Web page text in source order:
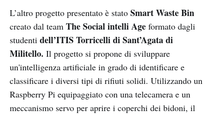
L’altro progetto presentato è stato Smart Waste Bin
creato dal team The Social intelli Age formato dagli
studenti dell’ITIS Torricelli di Sant’Agata di
Militello. Il progetto si propone di sviluppare
un'intelligenza artificiale in grado di identificare e
classificare i diversi tipi di rifiuti solidi. Utilizzando un
Raspberry Pi equipaggiato con una telecamera e un
meccanismo servo per aprire i coperchi dei bidoni, il